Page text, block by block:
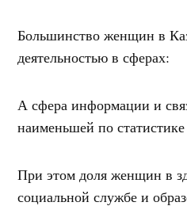
Большинство женщин в
деятельностью в сферах:
А сфера информации и
наименьшей по
При этом доля женщин в
социальной службе и